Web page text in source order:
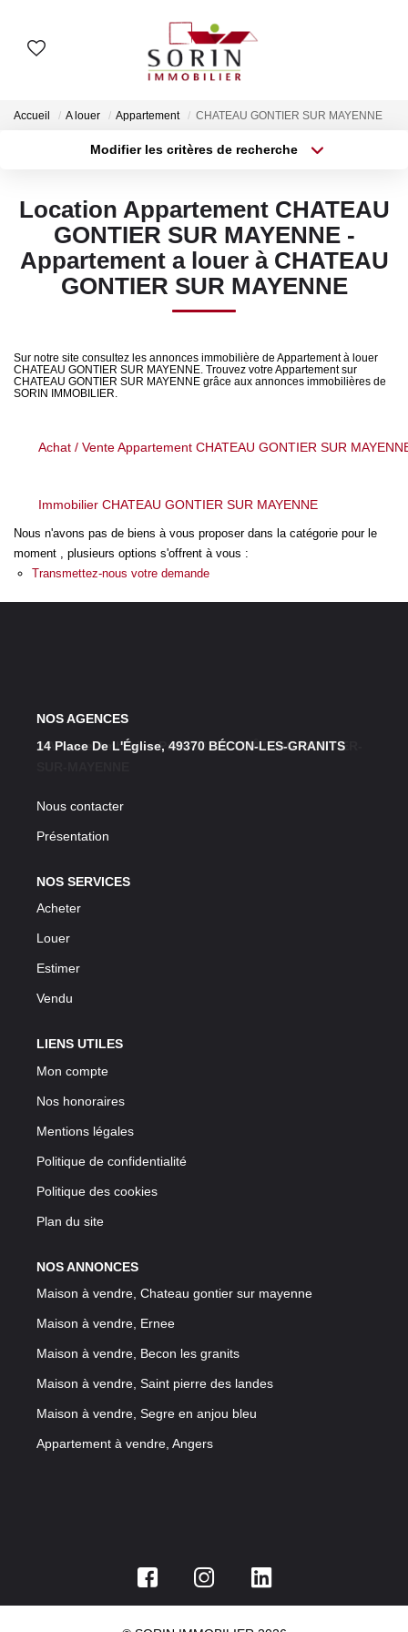
ESTIMER
Estimation En Ligne
ACHETER
Syndic
Accueil A louer Appartement CHATEAU GONTIER SUR MAYENNE
Modifier les critères de recherche
Type de bien
Surface min
Budget max Plus de critères
Location Appartement CHATEAU
GONTIER SUR MAYENNE -
Appartement a louer à CHATEAU
GONTIER SUR MAYENNE
Sur notre site consultez les annonces immobilière de Appartement à louer
CHATEAU GONTIER SUR MAYENNE. Trouvez votre Appartement sur
CHATEAU GONTIER SUR MAYENNE grâce aux annonces immobilières de
SORIN IMMOBILIER.
Achat / Vente Appartement CHATEAU GONTIER SUR
Immobilier CHATEAU GONTIER SUR MAYENNE
Nous n'avons pas de biens à vous proposer dans la catégorie pour le
moment , plusieurs options s'offrent à vous :
Transmettez-nous votre demande
NOS AGENCES
14 Place De L'Église, 49370 BÉCON-LES-GRANITS
2 Avenue Ambroise Paré, 53200 CHÂTEAU-GONTIER-
Nous contacter
Présentation
NOS SERVICES
Acheter
Louer
Estimer
Vendu
LIENS UTILES
Mon compte
Nos honoraires
Mentions légales
Politique de confidentialité
Politique des cookies
Plan du site
NOS ANNONCES
Maison à vendre, Chateau gontier sur mayenne
Maison à vendre, Ernee
Maison à vendre, Becon les granits
Maison à vendre, Saint pierre des landes
Maison à vendre, Segre en anjou bleu
Appartement à vendre, Angers